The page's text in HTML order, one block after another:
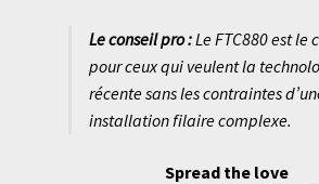
Le conseil pro :Le FTC880 est le
pour ceux qui veulent la
récente sans les contraintes
installation filaire complexe.
Spread the love